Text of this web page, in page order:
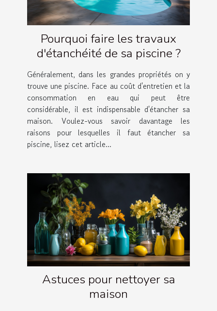
Pourquoi faire les travaux
d'étanchéité de sa piscine ?
Généralement, dans les grandes propriétés on y
trouve une piscine. Face au coût d'entretien et la
consommation en eau qui peut être
considérable, il est indispensable d'étancher sa
maison. Voulez-vous savoir davantage les
raisons pour lesquelles il faut étancher sa
piscine, lisez cet article...
Astuces pour nettoyer sa
maison